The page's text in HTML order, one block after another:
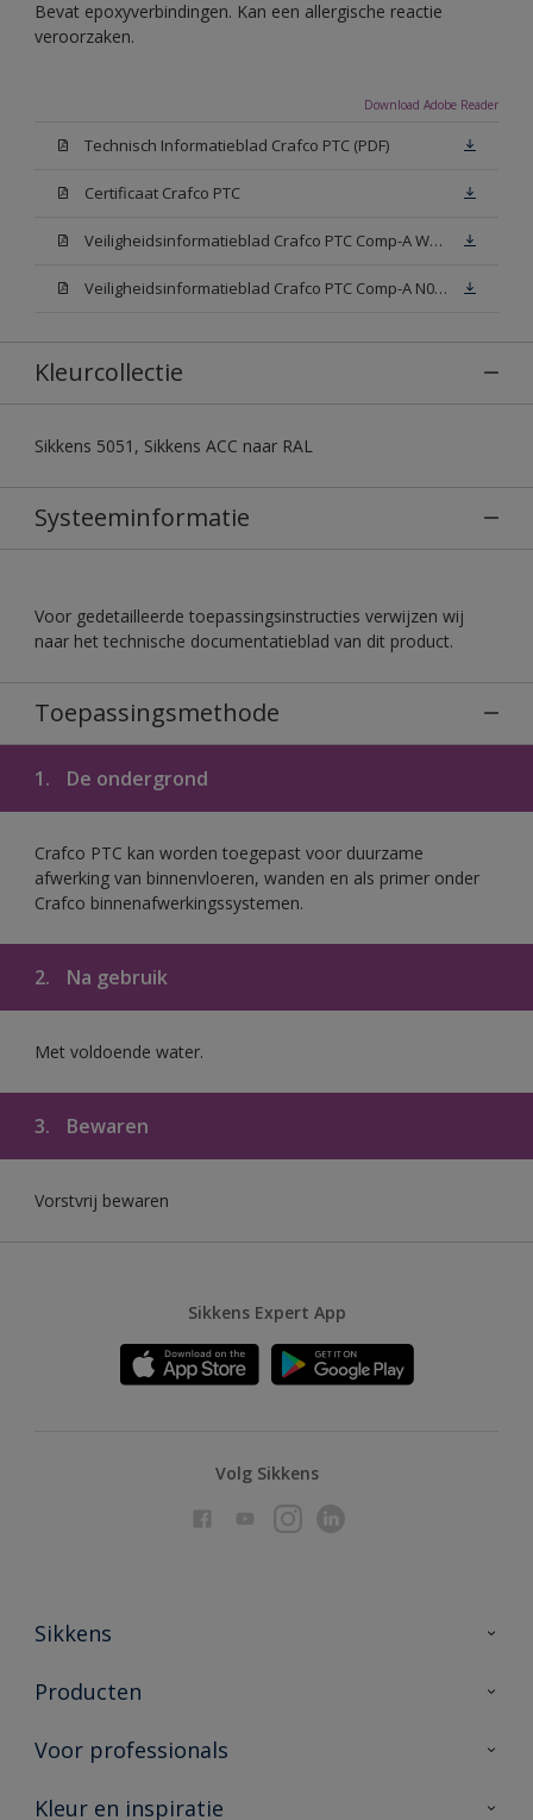
Bevat epoxyverbindingen. Kan een allergische reactie
veroorzaken.
Download Adobe Reader
Technisch Informatieblad Crafco PTC (PDF)
Certificaat Crafco PTC
Veiligheidsinformatieblad Crafco PTC Comp-A W05 (MSDS)
Veiligheidsinformatieblad Crafco PTC Comp-A N00 (MSDS)
Kleurcollectie
Sikkens 5051, Sikkens ACC naar RAL
Systeeminformatie
Voor gedetailleerde toepassingsinstructies verwijzen wij
naar het technische documentatieblad van dit product.
Toepassingsmethode
1. De ondergrond
Crafco PTC kan worden toegepast voor duurzame
afwerking van binnenvloeren, wanden en als primer onder
Crafco binnenafwerkingssystemen.
2. Na gebruik
Met voldoende water.
3. Bewaren
Vorstvrij bewaren
Sikkens Expert App
Volg Sikkens
Sikkens
Over Sikkens
Duurzaamheid
Producten
Producten voor binnen
Vind je verkooppunt
Voor professionals
Advies & service
Kleur en inspiratie